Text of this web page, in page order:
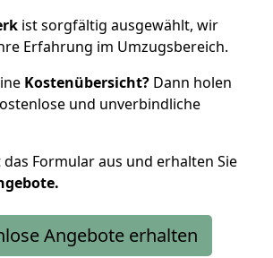
ist sorgfältig ausgewählt, wir
Erfahrung im Umzugsbereich.
Kostenübersicht? Dann holen
und unverbindliche
das Formular aus und erhalten Sie
Angebote erhalten